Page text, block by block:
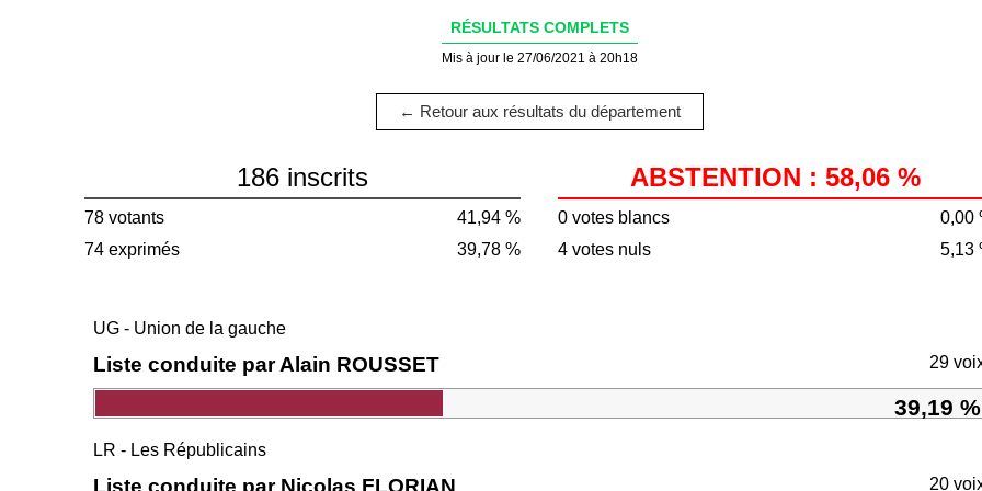
RÉSULTATS COMPLETS
Mis à jour le 27/06/2021 à 20h18
← Retour aux résultats du département
186 inscrits
78 votants
41,94 %
74 exprimés
39,78 %
ABSTENTION : 58,06 %
0 votes blancs
0,00
4 votes nuls
5,13
UG - Union de la gauche
Liste conduite par Alain ROUSSET 29
39,19 %
LR - Les Républicains
Liste conduite par Nicolas FLORIAN 20